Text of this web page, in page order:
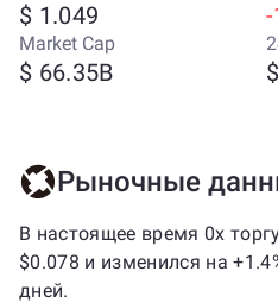
$ 1.049
Market Cap
$ 66.35B
Рыночные
В настоящее время 0x
$0.078 и изменился на
дней.